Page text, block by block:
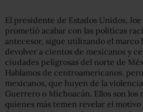
El presidente de Estados Unidos,
prometió acabar con las políticas
antecesor, sigue utilizando el marco
devolver a cientos de mexicanos y
ciudades peligrosas del norte de
Hablamos de centroamericanos,
mexicanos, que huyen de la
Guerrero o Michoacán. Ellos son los
quienes más temen revelar el